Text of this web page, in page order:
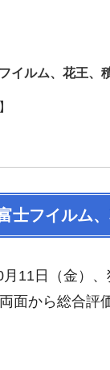
イルム、花王、
フイルム
11日（金）
面から総合